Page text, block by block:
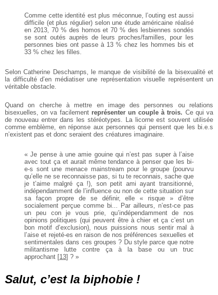
Comme cette identité est plus méconnue, l’outing est aussi
difficile (et plus régulier) selon une étudeaméricaine réalisé
en 2013, 70 % des homos et 70 % des lesbiennes sondés
se sont outés auprès de leurs proches/familles, pour les
personnes bies ont passe à 13 % chez les hommes bis et
33 % chez les filles.
Selon Catherine Deschamps, lemanque de visibilité de la bisexualité et
la difficulté d’en médiatiserune représentation visuelle représentent un
véritable obstacle.
Quand on cherche à mettre enimage des personnes ou relations
bisexuelles, on va facilement représenter un couple à trois. Ce qui va
de nouveau entrer dans les stéréotypes. La licorne est souvent utilisée
comme emblème, en réponse aux personnes qui pensent que les bi.e.s
n’existent pas et donc seraient des créatures imaginaire.
« Je pense à une amie gouine qui n’est pas super à l’aise
avec tout çaet aurait même tendance à penser que les bi-
e-s sont une menacemainstream pour le groupe (pourvu
qu’elle ne se reconnaisse pas, si tu te reconnais, sache que
je t’aime malgré ça !), son petit ami ayant transitionné,
indépendamment de l’influence ou non de cette situation sur
sa façonpropre de se définir, elle « risque » d’être
socialement perçue comme bi... Par ailleurs, n’est-ce pas
un peu conje vous prie, qu’indépendamment de nos
opinions politiques (qui peuvent être à chier et ça c’est un
bon motifd’exclusion), nous puissions nous sentir mal à
l’aise et rejeté-es en raison de nos préférences sexuelles et
sentimentales dans ces groupes ? Du style parce que notre
militantisme lutte contre ça à la base ou un truc
approchant [13] ? »
Salut, c’est la biphobie !